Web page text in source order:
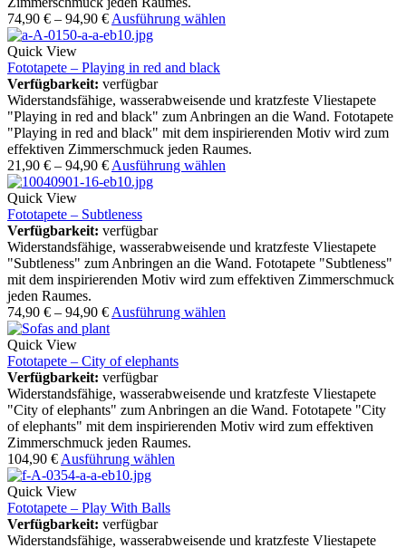
74,90 € – 94,90 € Ausführung wählen
Quick View
Fototapete – Playing in red and black
Verfügbarkeit: verfügbar
Widerstandsfähige, wasserabweisende und kratzfeste Vliestapete
"Playing in red and black" zum Anbringen an die Wand. Fototapete
"Playing in red and black" mit dem inspirierenden Motiv wird zum
effektiven Zimmerschmuck jeden Raumes.
21,90 € – 94,90 € Ausführung wählen
Quick View
Fototapete – Subtleness
Verfügbarkeit: verfügbar
Widerstandsfähige, wasserabweisende und kratzfeste Vliestapete
"Subtleness" zum Anbringen an die Wand. Fototapete "Subtleness"
mit dem inspirierenden Motiv wird zum effektiven Zimmerschmuck
jeden Raumes.
74,90 € – 94,90 € Ausführung wählen
Quick View
Fototapete – City of elephants
Verfügbarkeit: verfügbar
Widerstandsfähige, wasserabweisende und kratzfeste Vliestapete
"City of elephants" zum Anbringen an die Wand. Fototapete "City
of elephants" mit dem inspirierenden Motiv wird zum effektiven
Zimmerschmuck jeden Raumes.
104,90 € Ausführung wählen
Quick View
Fototapete – Play With Balls
Verfügbarkeit: verfügbar
Widerstandsfähige, wasserabweisende und kratzfeste Vliestapete